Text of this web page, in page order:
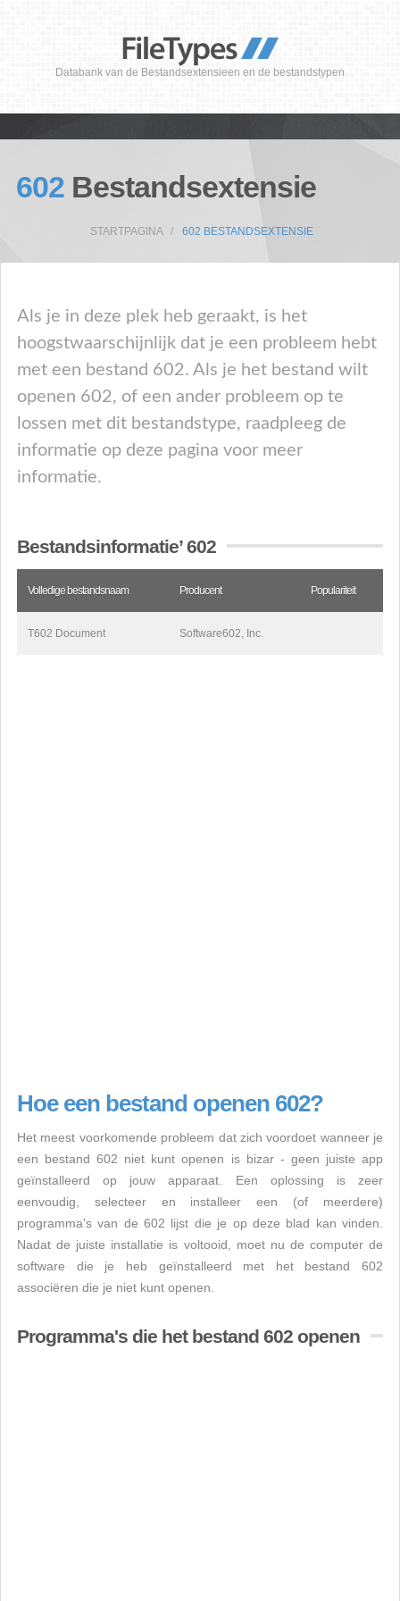
Databank van de Bestandsextensieen en de bestandstypen
602 Bestandsextensie
STARTPAGINA 602 BESTANDSEXTENSIE
Als je in deze plek heb geraakt, is het
hoogstwaarschijnlijk dat je een probleem hebt
met een bestand 602. Als je het bestand wilt
openen 602, of een ander probleem op te
lossen met dit bestandstype, raadpleeg de
informatie op deze pagina voor meer
informatie.
Bestandsinformatie’ 602
Volledige bestandsnaam Producent Populariteit
T602 Document Software602, Inc.
Hoe een bestand openen 602?
Het meest voorkomende probleem dat zich voordoet wanneer je
een bestand 602 niet kunt openen is bizar - geen juiste app
geïnstalleerd op jouw apparaat. Een oplossing is zeer
eenvoudig, selecteer en installeer een (of meerdere)
programma's van de 602 lijst die je op deze blad kan vinden.
Nadat de juiste installatie is voltooid, moet nu de computer de
software die je heb geïnstalleerd met het bestand 602
associëren die je niet kunt openen.
Programma's die het bestand 602 openen